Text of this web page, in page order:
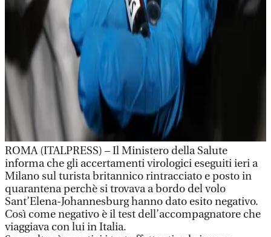
ROMA (ITALPRESS) – Il Ministero della Salute
informa che gli accertamenti virologici eseguiti ieri a
Milano sul turista britannico rintracciato e posto in
quarantena perchè si trovava a bordo del volo
Sant’Elena-Johannesburg hanno dato esito negativo.
Così come negativo è il test dell’accompagnatore che
viaggiava con lui in Italia.